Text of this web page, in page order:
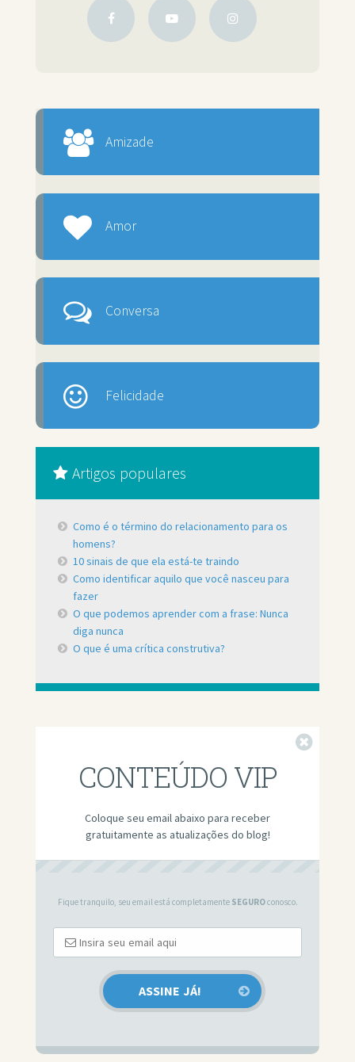
Amizade
Amor
Conversa
Felicidade
Artigos populares
Como é o término do relacionamento para os
homens?
10 sinais de que ela está-te traindo
Como identificar aquilo que você nasceu para
fazer
O que podemos aprender com a frase: Nunca
diga nunca
O que é uma crítica construtiva?
CONTEÚDO VIP
Coloque seu email abaixo para receber
gratuitamente as atualizações do blog!
Fique tranquilo, seu email está completamente SEGUROconosco.